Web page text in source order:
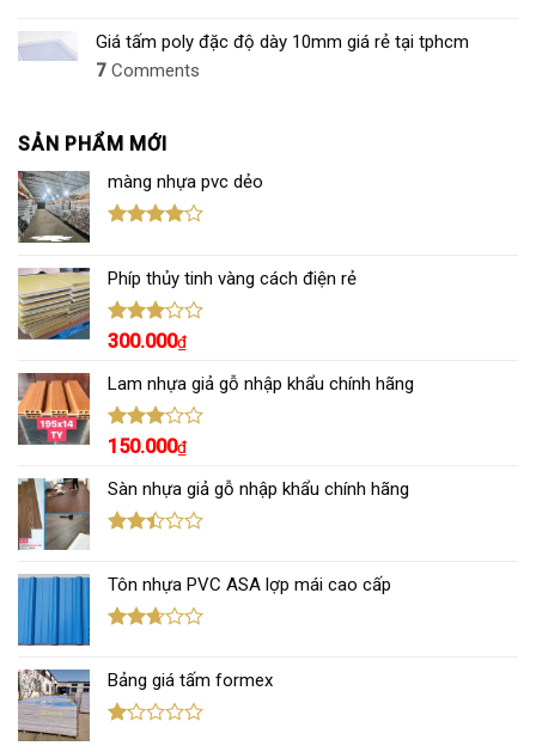
Giá tấm poly đặc độ dày 10mm giá rẻ tại tphcm
7 Comments
SẢN PHẨM MỚI
màng nhựa pvc dẻo
4.00 5
sao
Phíp thủy tinh vàng cách điện rẻ
Được
hạng
3.00 5
sao
300.000₫
Lam nhựa giả gỗ nhập khẩu chính hãng
Được
hạng
3.00 5
sao
150.000₫
Sàn nhựa giả gỗ nhập khẩu chính hãng
hạng
2.43
5 sao
Tôn nhựa PVC ASA lợp mái cao cấp
hạng
2.67
5 sao
Bảng giá tấm formex